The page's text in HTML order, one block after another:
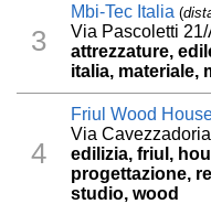
3
Mbi-Tec Italia (
Via Pascoletti
attrezzature,
italia, materiale,
4
Friul Wood
Via
edilizia, friul,
progettazione,
studio, wood